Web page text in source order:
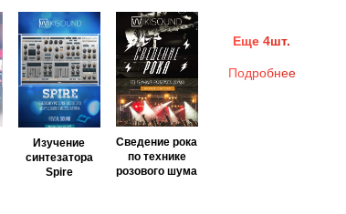
Изучение
синтезатора
Spire
Сведение рока
по технике
розового шума
Еще 4шт.
Подробнее